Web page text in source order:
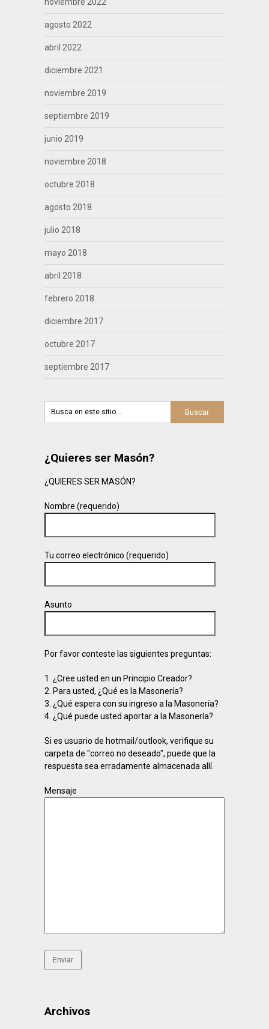
agosto 2022
abril 2022
diciembre 2021
noviembre 2019
septiembre 2019
junio 2019
noviembre 2018
octubre 2018
agosto 2018
julio 2018
mayo 2018
abril 2018
febrero 2018
diciembre 2017
octubre 2017
septiembre 2017
¿Quieres ser Masón?
¿QUIERES SER MASÓN?
Nombre (requerido)
Tu correo electrónico (requerido)
Asunto
Por favor conteste las siguientes preguntas:
1. ¿Cree usted en un Principio Creador?
2. Para usted, ¿Qué es la Masonería?
3. ¿Qué espera con su ingreso a la Masonería?
4. ¿Qué puede usted aportar a la Masonería?
Si es usuario de hotmail/outlook, verifique su
carpeta de "correo no deseado", puede que la
respuesta sea erradamente almacenada allí.
Mensaje
Archivos